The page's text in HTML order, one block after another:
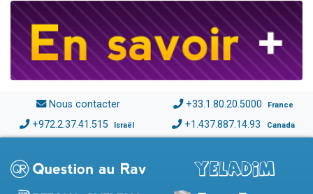
Nous contacter +33.1.80.20.5000 France
+972.2.37.41.515 Israël +1.437.887.14.93 Canada